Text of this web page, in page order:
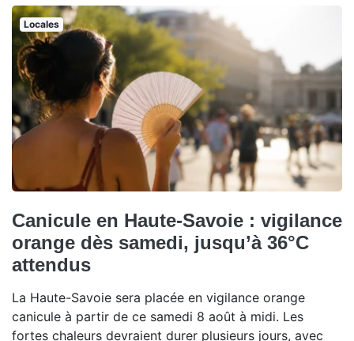
Locales
Canicule en Haute-Savoie : vigilance
orange dès samedi, jusqu’à 36°C
attendus
La Haute-Savoie sera placée en vigilance orange
canicule à partir de ce samedi 8 août à midi. Les
fortes chaleurs devraient durer plusieurs jours, avec